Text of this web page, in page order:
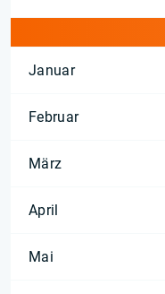
Januar
Februar
März
April
Mai